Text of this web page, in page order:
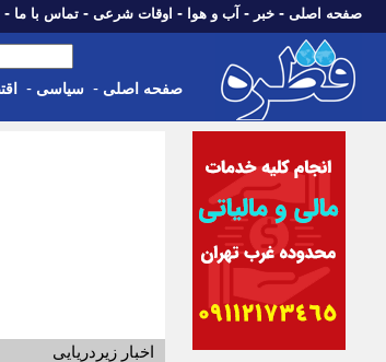
صفحه اصلی - خبر - آب و هوا - اوقات شرعی - تماس با ما -
صفحه اصلی - سیاسی -
اخبار زیردریایی